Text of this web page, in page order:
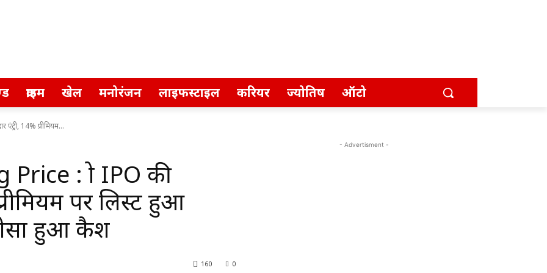
क्राइम खेल मनोरंजन लाइफस्टाइल करियर ज्योतिष ऑटो
14% प्रीमियम...
: ग्रो IPO की
पर लिस्ट हुआ
हुआ कैश
0
160
- Advertisment -